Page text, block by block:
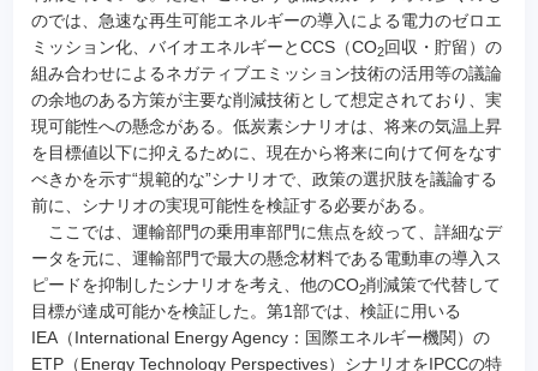
o
k
のでは、急速な再生可能エネルギーの導入による電力のゼロエ
ミッション化、バイオエネルギーとCCS（CO2回収・貯留）の
組み合わせによるネガティブエミッション技術の活用等の議論
の余地のある方策が主要な削減技術として想定されており、実
現可能性への懸念がある。低炭素シナリオは、将来の気温上昇
を目標値以下に抑えるために、現在から将来に向けて何をなす
べきかを示す“規範的な”シナリオで、政策の選択肢を議論する
前に、シナリオの実現可能性を検証する必要がある。
ここでは、運輸部門の乗用車部門に焦点を絞って、詳細なデ
ータを元に、運輸部門で最大の懸念材料である電動車の導入ス
ピードを抑制したシナリオを考え、他のCO2削減策で代替して
目標が達成可能かを検証した。第1部では、検証に用いる
IEA（International Energy Agency：国際エネルギー機関）の
ETP（Energy Technology Perspectives）シナリオをIPCCの特